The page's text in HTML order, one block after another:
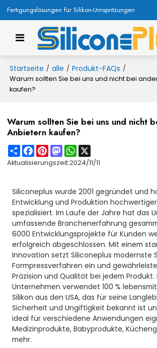
Fertigungslösungen für Silikon-Umspritzungen
Startseite / alle / Produkt-FAQs /
Warum sollten Sie bei uns und nicht bei
kaufen?
Warum sollten Sie bei uns und nicht
Anbietern kaufen?
ShareFacebook
PinterestMastodonWhatsApp
Aktualisierungszeit:2024/11/11
Siliconeplus wurde 2001 gegründet und
Entwicklung und Produktion
spezialisiert. Im Laufe der Jahre hat das
umfassende Branchenerfahrung
6000 Entwicklungsprojekte für Kunden
erfolgreich abgeschlossen. Mit einem
Innovation setzt Siliconeplus modernste
Formpressverfahren ein und
Präzision und Qualität bei jedem Produkt.
Unternehmen verwendet 100 %
Silikon aus den USA, das für seine
Sicherheit und Ungiftigkeit bekannt ist
ideal für verschiedene Anwendungen
Medizinprodukte, Babyprodukte,
mehr.